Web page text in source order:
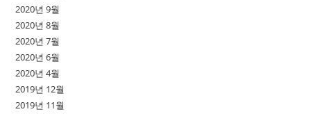
2020년 9월
2020년 8월
2020년 7월
2020년 6월
2020년 4월
2019년 12월
2019년 11월